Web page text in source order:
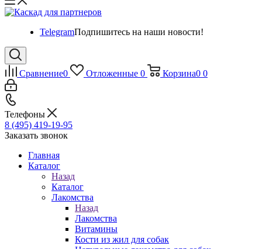
TelegramПодпишитесь на наши новости!
Сравнение0 Отложенные 0 Корзина0 0
Телефоны
8 (495) 419-19-95
Заказать звонок
Главная
Каталог
Назад
Каталог
Лакомства
Назад
Лакомства
Витамины
Кости из жил для собак